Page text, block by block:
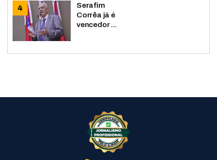
Serafim
Corrêa já é
vencedor ...